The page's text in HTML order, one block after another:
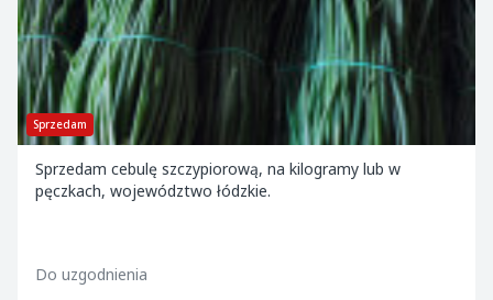
Sprzedam
Sprzedam cebulę szczypiorową, na kilogramy lub w
pęczkach, województwo łódzkie.
Do uzgodnienia